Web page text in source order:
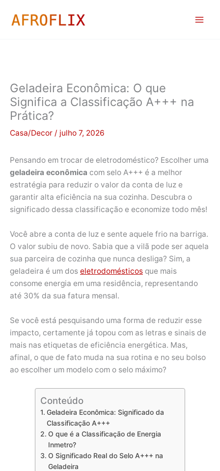
para
Geladeira Econômica: O que
Significa a Classificação A+++ na
Prática?
Casa/Decor / julho 7, 2026
Pensando em trocar de eletrodoméstico? Escolher uma
geladeira econômica com selo A+++ é a melhor
estratégia para reduzir o valor da conta de luz e
garantir alta eficiência na sua cozinha. Descubra o
significado dessa classificação e economize todo mês!
Você abre a conta de luz e sente aquele frio na barriga.
O valor subiu de novo. Sabia que a vilã pode ser aquela
sua parceira de cozinha que nunca desliga? Sim, a
geladeira é um dos eletrodomésticos que mais
consome energia em uma residência, representando
até 30% da sua fatura mensal.
Se você está pesquisando uma forma de reduzir esse
impacto, certamente já topou com as letras e sinais de
mais nas etiquetas de eficiência energética. Mas,
afinal, o que de fato muda na sua rotina e no seu bolso
ao escolher um modelo com o selo máximo?
Conteúdo
Geladeira Econômica: Significado da
Classificação A+++
O que é a Classificação de Energia
Inmetro?
O Significado Real do Selo A+++ na
Geladeira